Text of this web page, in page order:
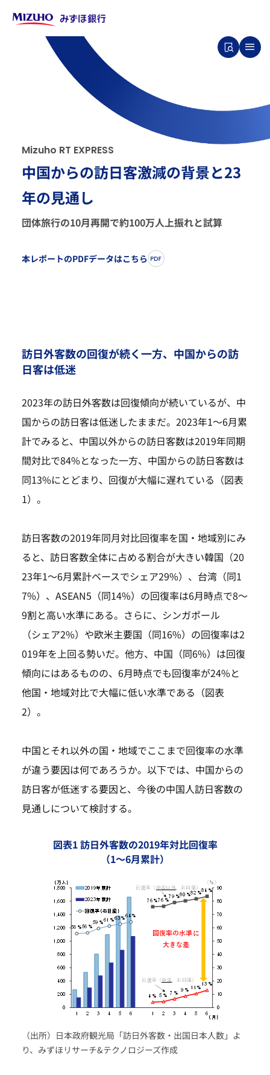
Mizuho RT EXPRESS
中国からの訪日客激減の背景と23
年の見通し
団体旅行の10月再開で約100万人上振れと試算
本レポートのPDFデータはこちら
訪日外客数の回復が続く一方、中国からの訪
日客は低迷
2023年の訪日外客数は回復傾向が続いているが、中
国からの訪日客は低迷したままだ。2023年1～6月累
計でみると、中国以外からの訪日客数は2019年同期
間対比で84%となった一方、中国からの訪日客数は
同13%にとどまり、回復が大幅に遅れている（図表
1）。
訪日客数の2019年同月対比回復率を国・地域別にみ
ると、訪日客数全体に占める割合が大きい韓国（20
23年1～6月累計ベースでシェア29%）、台湾（同1
7%）、ASEAN5（同14%）の回復率は6月時点で8～
9割と高い水準にある。さらに、シンガポール
（シェア2%）や欧米主要国（同16%）の回復率は2
019年を上回る勢いだ。他方、中国（同6%）は回復
傾向にはあるものの、6月時点でも回復率が24%と
他国・地域対比で大幅に低い水準である（図表
2）。
中国とそれ以外の国・地域でここまで回復率の水準
が違う要因は何であろうか。以下では、中国からの
訪日客が低迷する要因と、今後の中国人訪日客数の
見通しについて検討する。
図表1 訪日外客数の2019年対比回復率
（1～6月累計）
（出所）日本政府観光局「訪日外客数・出国日本人数」よ
り、みずほリサーチ&テクノロジーズ作成